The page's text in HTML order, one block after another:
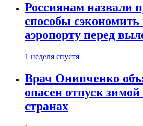
Россиянам назвали
способы
аэропорту перед
1 неделя спустя
Врач Онипченко
опасен отпуск
странах